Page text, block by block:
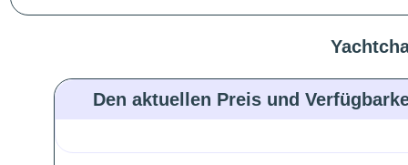
Den aktuellen Preis und